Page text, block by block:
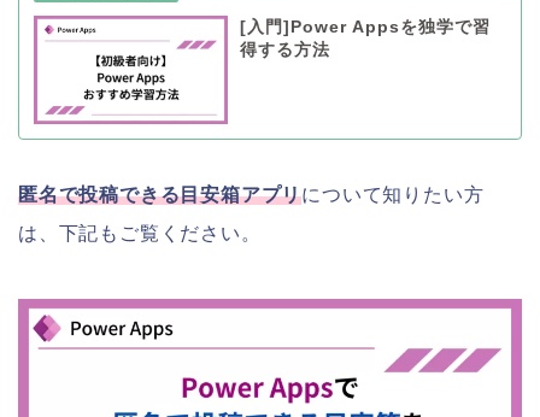
[入門]Power Appsを独学で習
得する方法
匿名で投稿できる目安箱アプリについて知りたい方
は、下記もご覧ください。